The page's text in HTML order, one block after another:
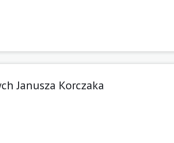
Janusza Korczaka